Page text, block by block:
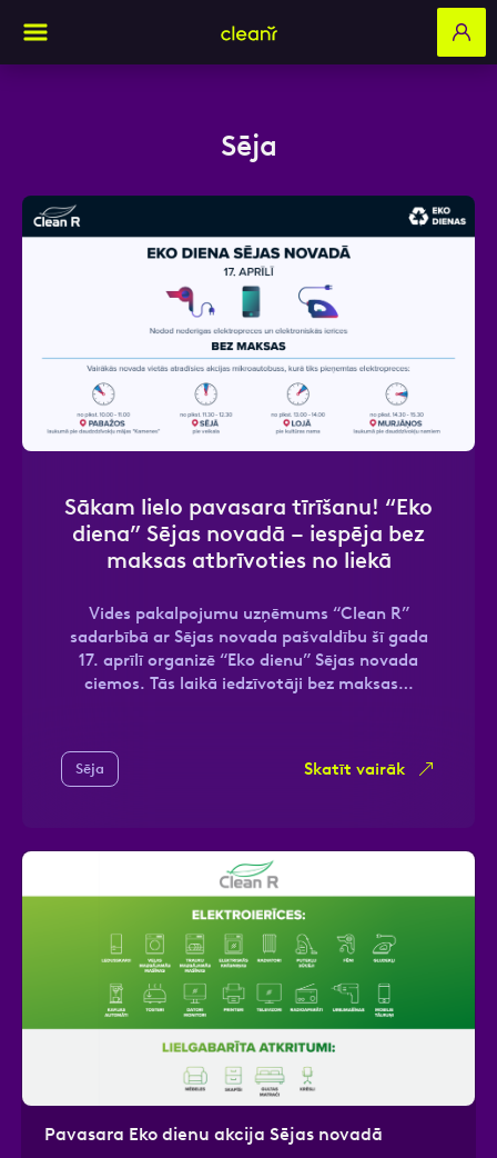
Sēja
Sākam lielo pavasara tīrīšanu! “Eko
diena” Sējas novadā – iespēja bez
maksas atbrīvoties no liekā
Vides pakalpojumu uzņēmums “Clean R”
sadarbībā ar Sējas novada pašvaldību šī gada
17. aprīlī organizē “Eko dienu” Sējas novada
ciemos. Tās laikā iedzīvotāji bez maksas…
Sēja Skatīt vairāk
Pavasara Eko dienu akcija Sējas novadā
Aizpildi pieteikuma formu un mēs ar tevi